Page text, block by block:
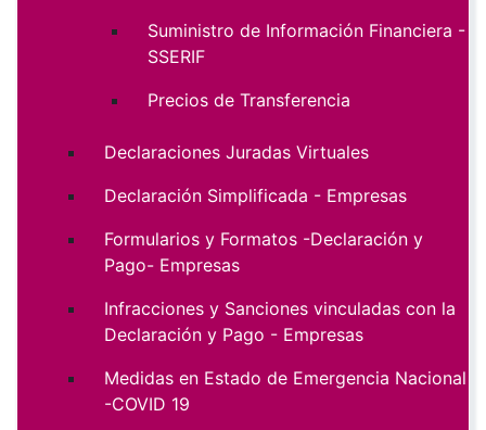
Suministro de Información Financiera -
SSERIF
Precios de Transferencia
Declaraciones Juradas Virtuales
Declaración Simplificada - Empresas
Formularios y Formatos -Declaración y
Pago- Empresas
Infracciones y Sanciones vinculadas con la
Declaración y Pago - Empresas
Medidas en Estado de Emergencia Nacional
-COVID 19